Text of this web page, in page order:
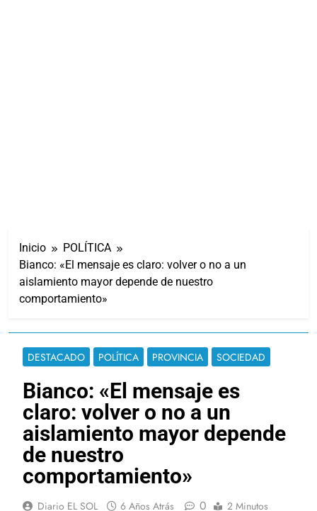
Inicio
POLÍTICA
Bianco: «El mensaje es claro: volver o no a un
aislamiento mayor depende de nuestro
comportamiento»
DESTACADO POLÍTICA PROVINCIA SOCIEDAD
Bianco: «El mensaje es
claro: volver o no a un
aislamiento mayor depende
de nuestro
comportamiento»
Diario EL SOL 6 Años Atrás 0 2 Minutos